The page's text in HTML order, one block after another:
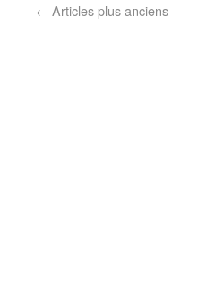
← Articles plus anciens